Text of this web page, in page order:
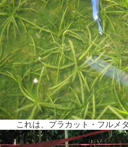
これは、プラカット・フルメ